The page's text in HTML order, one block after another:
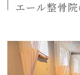
エール整骨